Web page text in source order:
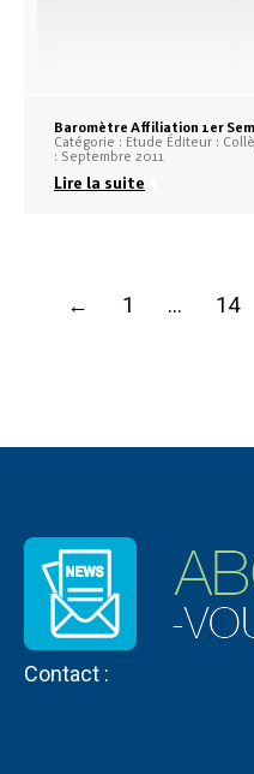
Baromètre Affiliation 1er
Catégorie : Etude Éditeur :
: Septembre 2011
Lire la suite
← 1 … 14
Contact :